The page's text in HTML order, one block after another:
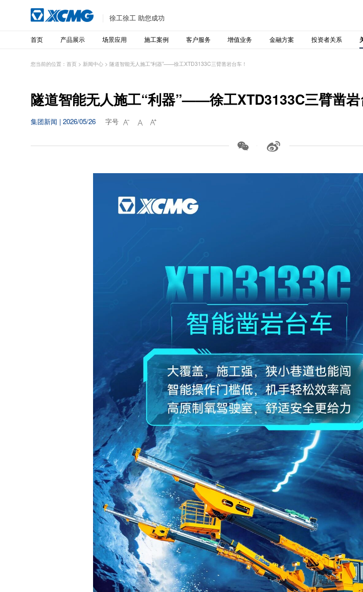
徐工徐工 助您成功
首页 产品展示 场景应用 施工案例 客户服务 增值业务 金融方案 投资者关系
您当前的位置：首页 > 新闻中心 >隧道智能无人施工“利器”——徐工XTD3133C三臂凿岩台车！
隧道智能无人施工“利器”——徐工XTD3133C三臂凿岩
集团新闻 | 2026/05/26 字号   
 